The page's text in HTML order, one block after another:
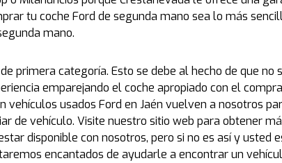
tu coche Ford de segunda mano sea lo más
mano.
primera categoría. Esto se debe al hecho de que
emparejando el coche apropiado con el
usados Ford en Jaén vuelven a nosotros
de vehículo. Visite nuestro sitio web para obtener
disponible con nosotros, pero si no es así y
encantados de ayudarle a encontrar un